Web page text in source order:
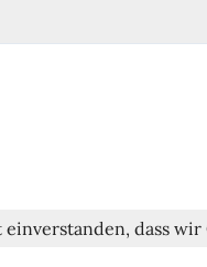
dass wir